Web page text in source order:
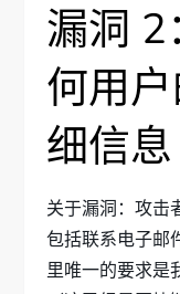
漏洞
何用
细信息
关于漏洞：攻击
包括联系电子邮
里唯一的要求是